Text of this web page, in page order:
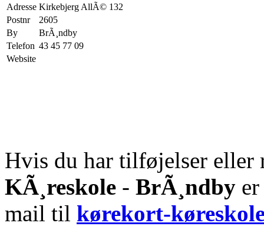
Adresse Kirkebjerg AllÃ© 132
Postnr
2605
By
BrÃ¸ndby
Telefon 43 45 77 09
Website
Hvis du har tilføjelser eller
KÃ¸reskole - BrÃ¸ndby
mail til kørekort-